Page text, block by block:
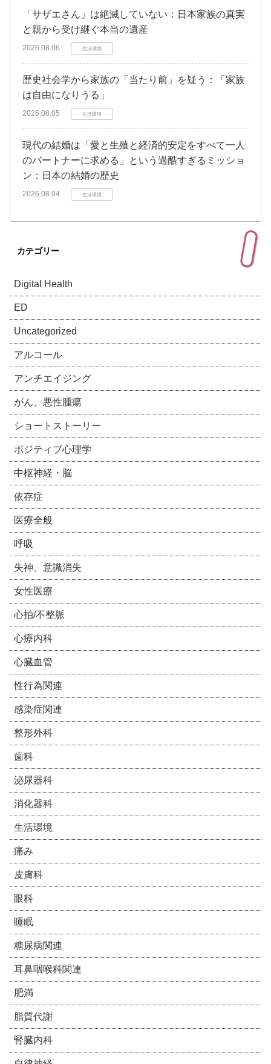
「サザエさん」は絶滅していない：日本家族の真実
と親から受け継ぐ本当の遺産
2026.08.06 生活環境
歴史社会学から家族の「当たり前」を疑う：「家族
は自由になりうる」
2026.08.05 生活環境
現代の結婚は「愛と生殖と経済的安定をすべて一人
のパートナーに求める」という過酷すぎるミッショ
ン：日本の結婚の歴史
2026.08.04 生活環境
カテゴリー
Digital Health
ED
Uncategorized
アルコール
アンチエイジング
がん、悪性腫瘍
ショートストーリー
ポジティブ心理学
中枢神経・脳
依存症
医療全般
呼吸
失神、意識消失
女性医療
心拍/不整脈
心療内科
心臓血管
性行為関連
感染症関連
整形外科
歯科
泌尿器科
消化器科
生活環境
痛み
皮膚科
眼科
睡眠
糖尿病関連
耳鼻咽喉科関連
肥満
脂質代謝
腎臓内科